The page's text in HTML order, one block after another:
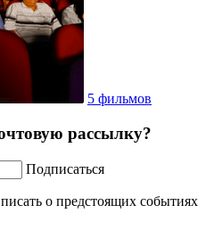
5 фильмов
рассылку?
Подписаться
о предстоящих событиях